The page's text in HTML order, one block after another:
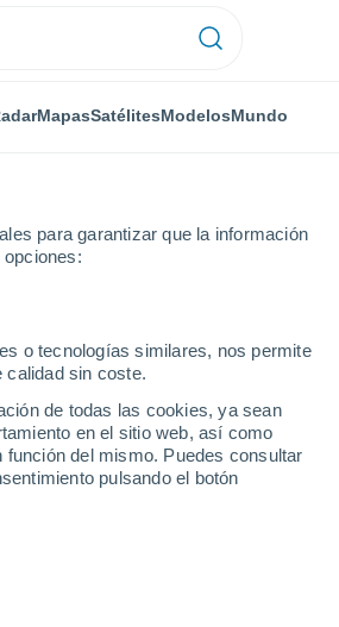
para garantizar que la información
o tecnologías similares, nos permite
calidad sin coste.
de todas las cookies, ya sean
en el sitio web, así como
del mismo. Puedes consultar
pulsando el botón
MapasSatélitesModelosMundo